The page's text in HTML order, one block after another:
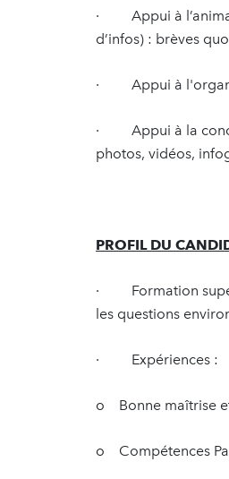
· Appui à
d’infos) : brèves
· Appui à
· Appui à la
photos, vidéos,
PROFIL DU
· Formation
les questions
· Expériences :
o Bonne maîtrise
o Compétences